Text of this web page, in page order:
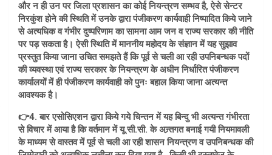
और न ही उन पर जिला प्रशासन का कोई नियन्त्रण सम्भव है, ऐसे सेन्टर
निरकुंश होने की स्थिति में उनके द्वारा पंजीकरण कार्यवाही निष्पादित किये जाने
से अत्यधिक व गंभीर दुष्परिणाम का सामना आम जन व राज्य सरकार की नीति
पर पड़ सकता है। ऐसी स्थिति में माननीय महोदय के संज्ञान में यह सुझाव
प्रस्तुत किया जाना उचित समझते हैं कि पूर्व से चली आ रही उपनिबन्धक पदों
की व्यवस्था एवं राज्य सरकार के नियन्त्रण के अधीन निर्धारित पंजीकरण
कार्यालयों में ही पंजीकरण कार्यवाही को पुनः बहाल किया जाना अत्यन्त
आवश्यक है।
👉4. बार एसोसिएशन द्वारा किये गये चिन्तन में यह बिन्दु भी अत्यन्त गंभीरता
से विचार में आया है कि वर्तमान में यू.सी.सी. के अन्र्तगत बनाई गयी नियमावली
के माध्यम से वास्तव में पूर्व से चली आ रही शासन नियन्त्रण व उपनिबन्धक की